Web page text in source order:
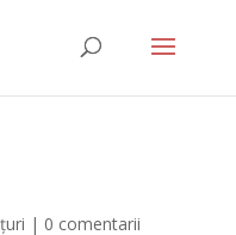
| 0 comentarii